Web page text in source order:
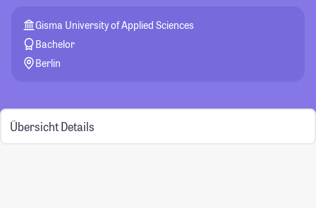
Gisma University of Applied Sciences
Bachelor
Berlin
Übersicht Details